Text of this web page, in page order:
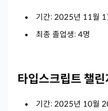
기간: 2025년 11월
최종 졸업생: 4명
타입스크립트 챌린
기간: 2025년 10월